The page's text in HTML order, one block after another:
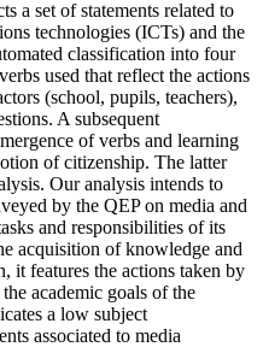
a set of statements related to
technologies (ICTs) and the
classification into four
used that reflect the actions
(school, pupils, teachers),
A subsequent
of verbs and learning
of citizenship. The latter
Our analysis intends to
by the QEP on media and
and responsibilities of its
acquisition of knowledge and
it features the actions taken by
academic goals of the
a low subject
associated to media